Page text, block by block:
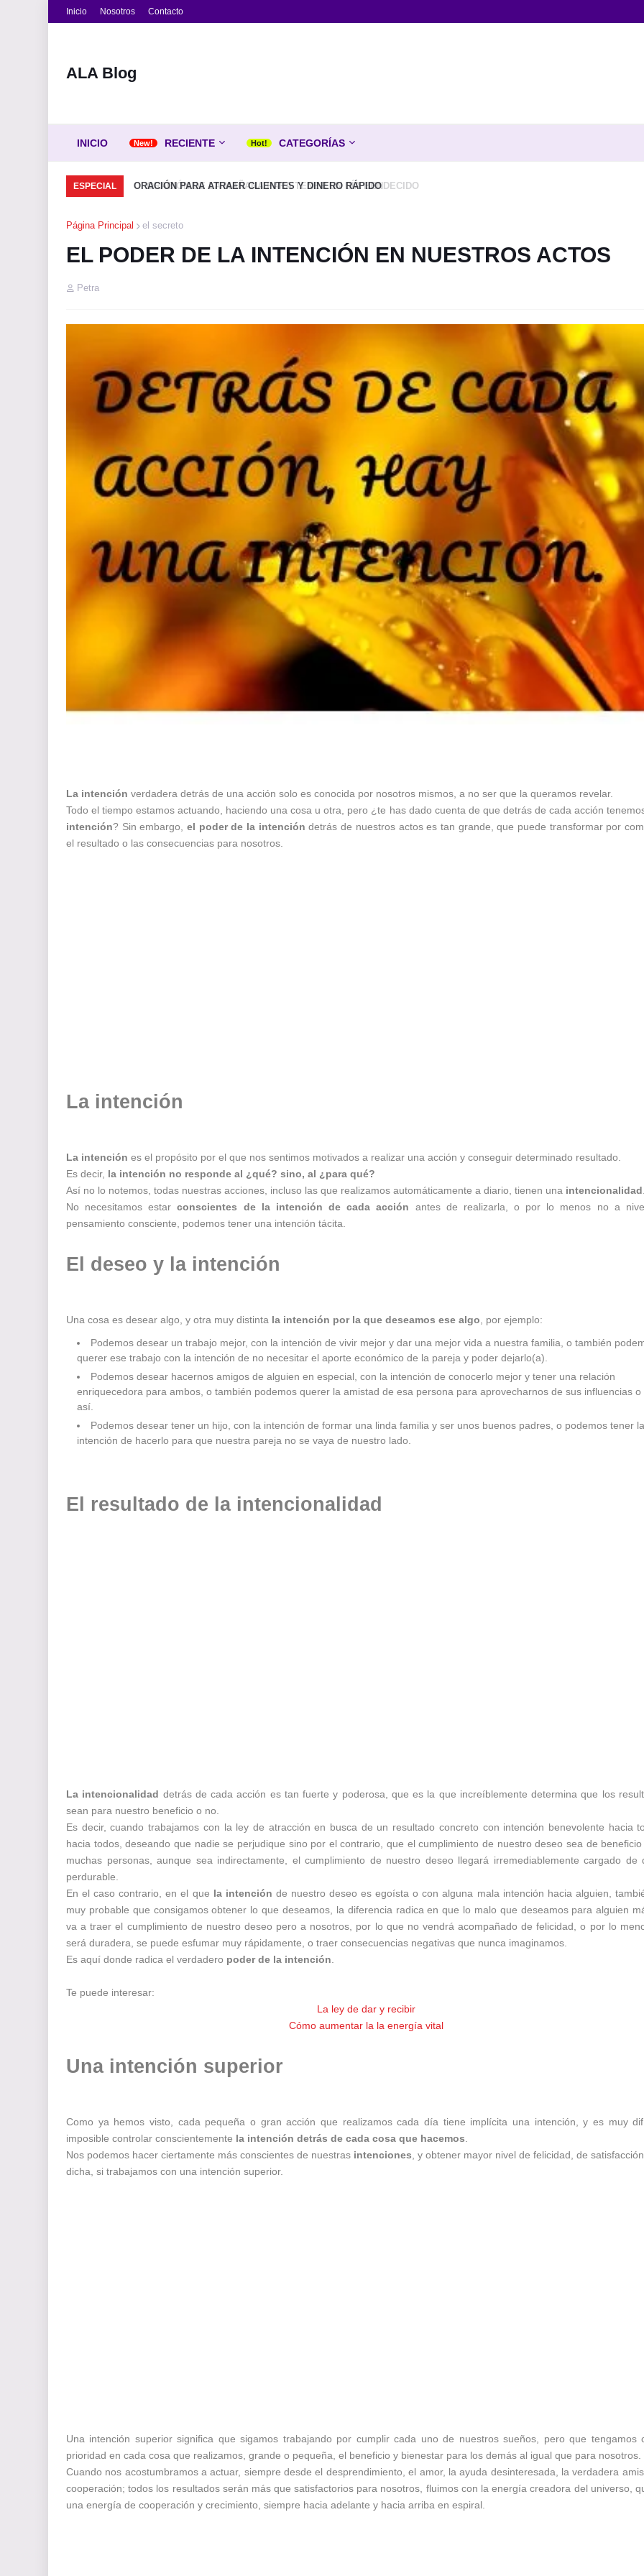
Inicio Nosotros Contacto
ALA Blog
INICIO RECIENTE CATEGORÍAS
ESPECIAL ORACIÓN DE LA MAÑANA PARA TENER UN DÍA BENDECIDO
Página Principal el secreto
EL PODER DE LA INTENCIÓN EN NUESTROS ACTOS
Petra
La intención verdadera detrás de una acción solo es conocida por nosotros mismos, a no ser que la queramos revelar.
Todo el tiempo estamos actuando, haciendo una cosa u otra, pero ¿te has dado cuenta de que detrás de cada acción
intención? Sin embargo,el poder de la intención detrás de nuestros actos es tan grande, que puede transformar por
el resultado o las consecuencias para nosotros.
La intención
La intención es el propósito por el que nos sentimos motivados a realizar una acción y conseguir determinado resultado.
Es decir, la intención no responde al ¿qué? sino, al ¿para qué?
Así no lo notemos, todas nuestras acciones, incluso las que realizamos automáticamente a diario, tienen una intencionalidad.
No necesitamos estarconscientes de la intención de cada acción antes de realizarla, o por lo menos no a
pensamiento consciente, podemos tener una intención tácita.
El deseo y la intención
Una cosa es desear algo, y otra muy distinta la intención por la que deseamos ese algo, por ejemplo:
Podemos desear un trabajo mejor, con la intención de vivir mejor y dar una mejor vida a nuestra familia, o también
querer ese trabajo con la intención de no necesitar el aporte económico de la pareja y poder dejarlo(a).
Podemos desear hacernos amigos de alguien en especial, con la intención de conocerlo mejor y tener una relación
enriquecedora para ambos, o también podemos querer la amistad de esa persona para aprovecharnos de sus influencias o
así.
Podemos desear tener un hijo, con la intención de formar una linda familia y ser unos buenos padres, o podemos tener la
intención de hacerlo para que nuestra pareja no se vaya de nuestro lado.
El resultado de la intencionalidad
La intencionalidad detrás de cada acción es tan fuerte y poderosa, que es la que increíblemente determina que los
sean para nuestro beneficio o no.
Es decir, cuando trabajamos con la ley de atracción en busca de un resultado concreto con intención benevolente hacia
hacia todos, deseando que nadie se perjudique sino por el contrario, que el cumplimiento de nuestro deseo sea de
muchas personas, aunque sea indirectamente, el cumplimiento de nuestro deseo llegará irremediablemente cargado de
perdurable.
En el caso contrario, en el que la intención de nuestro deseo es egoísta o con alguna mala intención hacia alguien,
muy probable que consigamos obtener lo que deseamos, la diferencia radica en que lo malo que deseamos para alguien
va a traer el cumplimiento de nuestro deseo pero a nosotros, por lo que no vendrá acompañado de felicidad, o por lo
será duradera, se puede esfumar muy rápidamente, o traer consecuencias negativas que nunca imaginamos.
Es aquí donde radica el verdadero poder de la intención.
Te puede interesar:
La ley de dar y recibir
Cómo aumentar la la energía vital
Una intención superior
Como ya hemos visto, cada pequeña o gran acción que realizamos cada día tiene implícita una intención, y es muy
imposible controlar conscientemente la intención detrás de cada cosa que hacemos.
Nos podemos hacer ciertamente más conscientes de nuestras intenciones, y obtener mayor nivel de felicidad, de
dicha, si trabajamos con una intención superior.
Una intención superior significa que sigamos trabajando por cumplir cada uno de nuestros sueños, pero que tengamos
prioridad en cada cosa que realizamos, grande o pequeña, el beneficio y bienestar para los demás al igual que para nosotros.
Cuando nos acostumbramos a actuar, siempre desde el desprendimiento, el amor, la ayuda desinteresada, la verdadera
cooperación; todos los resultados serán más que satisfactorios para nosotros, fluimos con la energía creadora del universo,
una energía de cooperación y crecimiento, siempre hacia adelante y hacia arriba en espiral.